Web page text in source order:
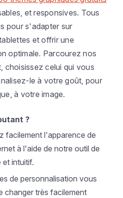
et responsives. Tous
pour s'adapter sur
et offrir une
optimale. Parcourez nos
choisissez celui qui vous
le à votre goût, pour
à votre image.
?
facilement l'apparence de
à l'aide de notre outil de
et intuitif.
de personnalisation vous
changer très facilement